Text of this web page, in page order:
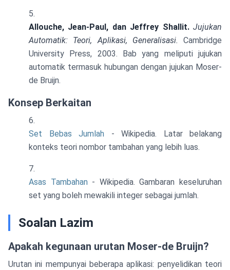
Allouche, Jean-Paul, dan Jeffrey Shallit. Jujukan
Automatik: Teori, Aplikasi, Generalisasi. Cambridge
University Press, 2003. Bab yang meliputi jujukan
automatik termasuk hubungan dengan jujukan Moser-
de Bruijn.
Konsep Berkaitan
Set Bebas Jumlah - Wikipedia. Latar belakang
konteks teori nombor tambahan yang lebih luas.
Asas Tambahan- Wikipedia. Gambaran keseluruhan
set yang boleh mewakili integer sebagai jumlah.
Soalan Lazim
Apakah kegunaan urutan Moser-de Bruijn?
Urutan ini mempunyai beberapa aplikasi: penyelidikan teori